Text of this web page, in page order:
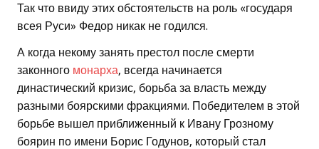
Так что ввиду этих обстоятельств на роль «государя
всея Руси» Федор никак не годился.
А когда некому занять престол после смерти
законного монарха, всегда начинается
династический кризис, борьба за власть между
разными боярскими фракциями. Победителем в этой
борьбе вышел приближенный к Ивану Грозному
боярин по имени Борис Годунов, который стал